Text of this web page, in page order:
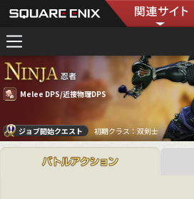
Melee DPS/近接物理DPS
ジョブ開始クエスト 初期クラス：双剣士